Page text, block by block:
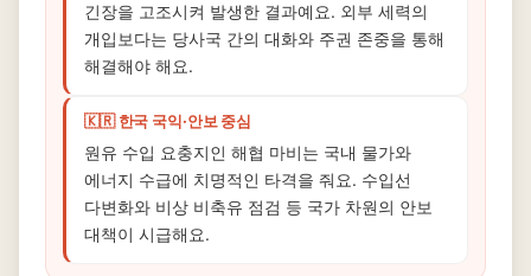
긴장을 고조시켜 발생한 결과예요. 외부 세력의
개입보다는 당사국 간의 대화와 주권 존중을 통해
해결해야 해요.
🇰🇷 한국 국익·안보 중심
원유 수입 요충지인 해협 마비는 국내 물가와
에너지 수급에 치명적인 타격을 줘요. 수입선
다변화와 비상 비축유 점검 등 국가 차원의 안보
대책이 시급해요.